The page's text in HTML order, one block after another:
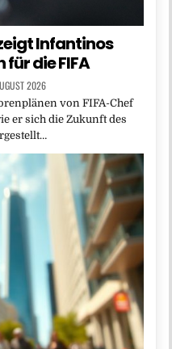
Infantinos
die FIFA
2026
von FIFA-Chef
er sich die Zukunft des